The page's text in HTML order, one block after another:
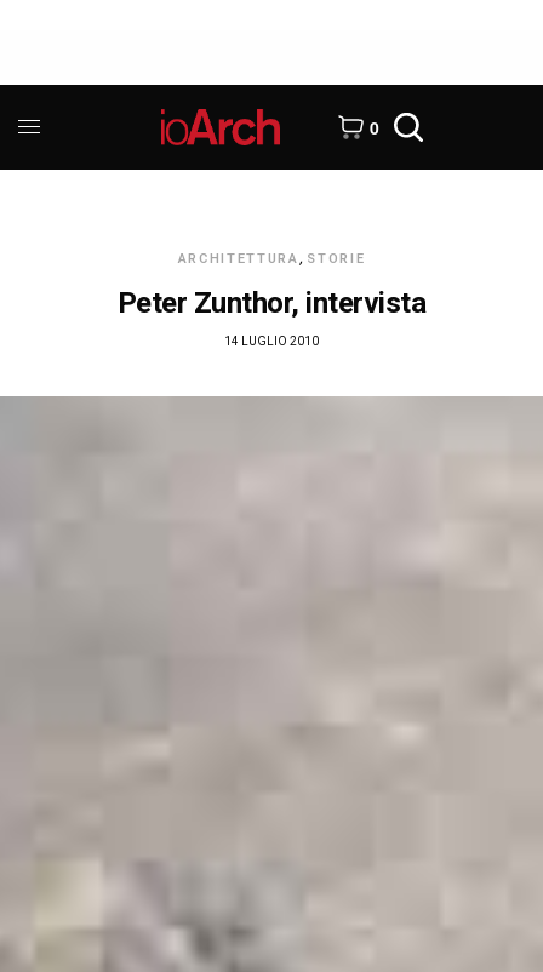
0
ARCHITETTURA, STORIE
Peter Zunthor, intervista
14 LUGLIO 2010